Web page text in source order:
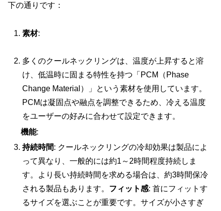
下の通りです：
素材:
多くのクールネックリングは、温度が上昇すると溶
け、低温時に固まる特性を持つ「PCM（Phase
Change Material）」という素材を使用しています。
PCMは凝固点や融点を調整できるため、冷える温度
をユーザーの好みに合わせて設定できます。
機能:
持続時間: クールネックリングの冷却効果は製品によ
って異なり、一般的には約1～2時間程度持続しま
す。より長い持続時間を求める場合は、約3時間保冷
される製品もあります。 フィット感: 首にフィットす
るサイズを選ぶことが重要です。サイズが小さすぎ